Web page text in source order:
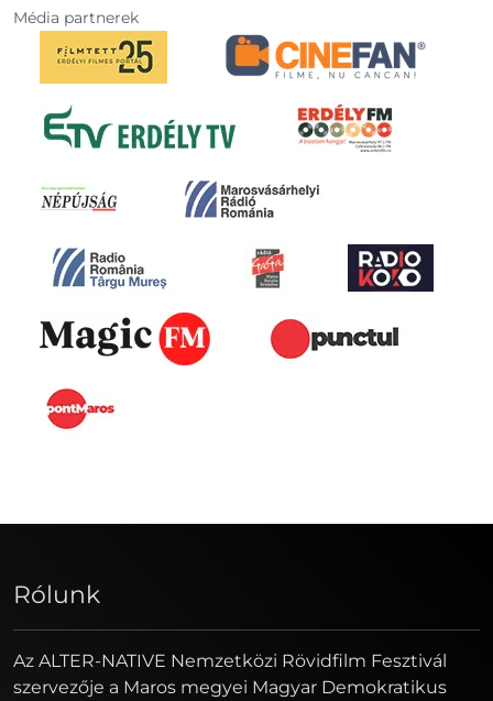
Média partnerek
Rólunk
Az ALTER-NATIVE Nemzetközi Rövidfilm Fesztivál
szervezője a Maros megyei Magyar Demokratikus